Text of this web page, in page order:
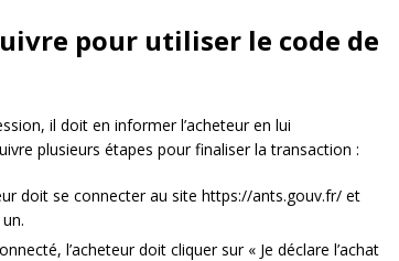
pour utiliser le code de
il doit en informer l’acheteur en lui
plusieurs étapes pour finaliser la transaction :
doit se connecter au site https://ants.gouv.fr/ et
l’acheteur doit cliquer sur « Je déclare l’achat